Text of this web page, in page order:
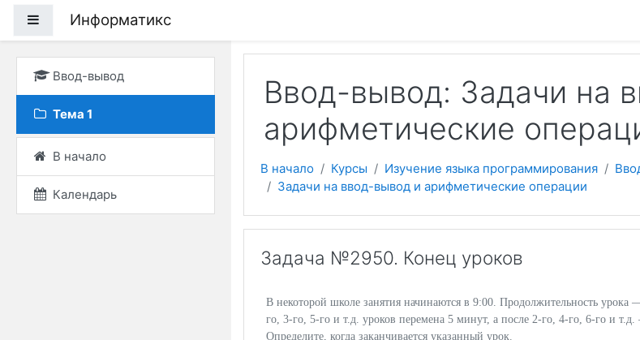
Боковая панель
Информатикс
Ввод-вывод
Тема 1
В начало
Календарь
Ввод-вывод: Задачи на
арифметические
В начало Курсы Изучение языка программирования
Задачи на ввод-вывод и арифметические операции
Задача №2950. Конец уроков
В некоторой школе занятия начинаются в 9:00. Продолжительность урока
го, 3-го, 5-го и т.д. уроков перемена 5 минут, а после 2-го, 4-го, 6-го и
Определите, когда заканчивается указанный урок.